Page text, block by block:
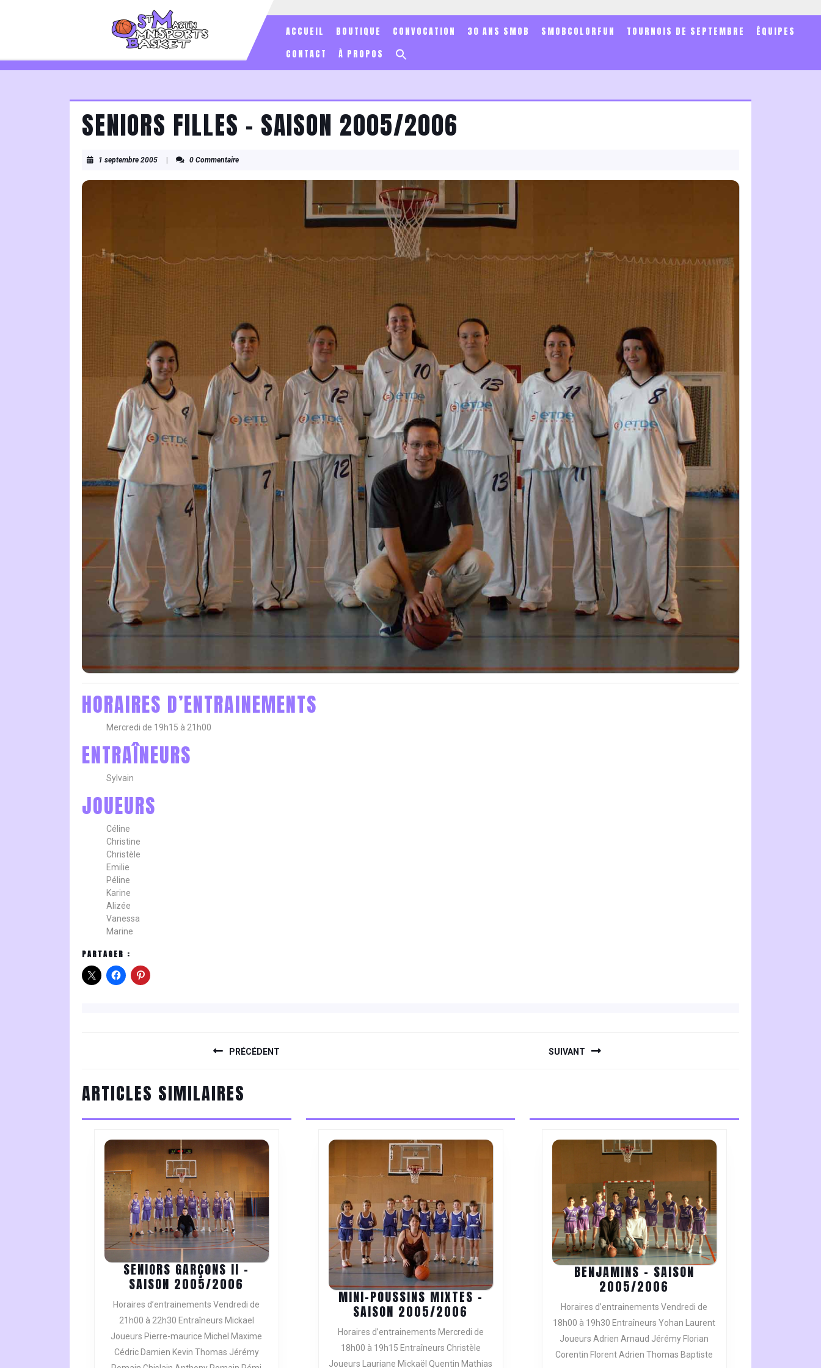
ACCUEIL BOUTIQUE CONVOCATION 30 ANS SMOB SMOBCOLORFUN TOURNOIS DE SEPTEMBRE
ÉQUIPES
CONTACT
À PROPOS
Search Button
SENIORS FILLES – SAISON 2005/2006
1 septembre 20051
2005
0 Commentaire
HORAIRES D’ENTRAINEMENTS
Mercredi de 19h15 à 21h00
ENTRAÎNEURS
Sylvain
JOUEURS
Céline
Christine
Christèle
Emilie
Péline
Karine
Alizée
Vanessa
Marine
PARTAGER :
L’ARTICLE
PRÉCÉDENT
post:
SUIVANT
ARTICLES SIMILAIRES
SENIORS GARÇONS II –
SAISON 2005/2006
GARÇONS
II
–
SAISON
2005/2006
Horaires d’entrainements Vendredi de
21h00 à 22h30 Entraîneurs Mickael
Joueurs Pierre-maurice Michel Maxime
Cédric Damien Kevin Thomas Jérémy
MINI-POUSSINS MIXTES –
SAISON 2005/2006
POUSSINS
MIXTES
–
Horaires d’entrainements Mercredi de
18h00 à 19h15 Entraîneurs Christèle
Joueurs Lauriane Mickaël Quentin Mathias
BENJAMINS – SAISON
2005/2006
–
SAISON
2005/2006
Horaires d’entrainements Vendredi de
18h00 à 19h30 Entraîneurs Yohan Laurent
Joueurs Adrien Arnaud Jérémy Florian
Corentin Florent Adrien Thomas Baptiste